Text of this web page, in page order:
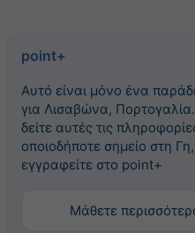
point+
Αυτό είναι μόνο ένα
για Λισαβώνα,
δείτε αυτές τις
οποιοδήποτε σημείο στη Γη,
εγγραφείτε στο point+
Μάθετε